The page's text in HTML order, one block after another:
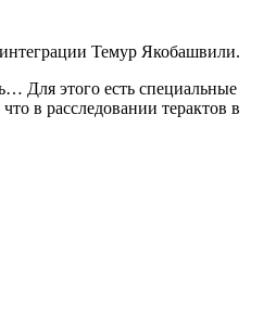
Темур Якобашвили.
Для этого есть специальные
в расследовании терактов в